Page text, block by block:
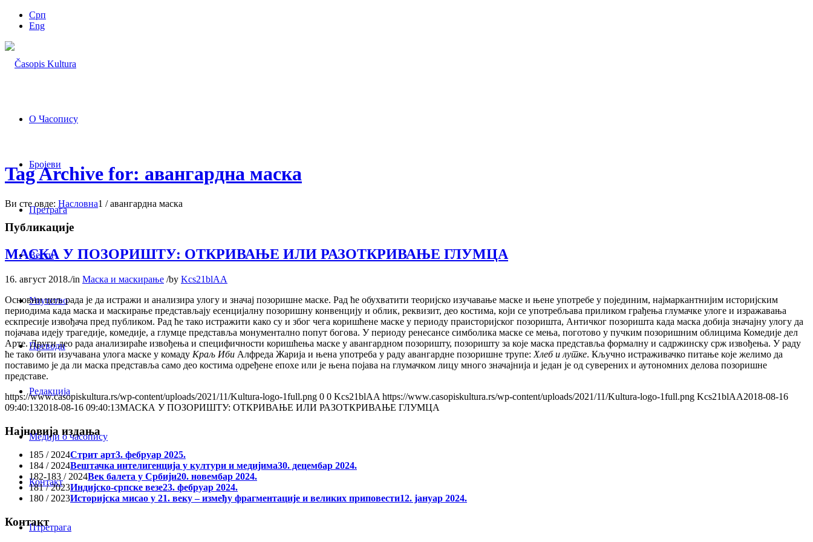
Срп
Eng
О Часопису
Бројеви
Претрага
Вести
Упутство
Преводи
Редакција
Медији о часопису
Контакт
Птретрага
Tag Archive for: авангардна маска
Ви сте овде: Насловна1 / авангардна маска
Публикације
МАСКА У ПОЗОРИШТУ: ОТКРИВАЊЕ ИЛИ РАЗОТКРИВАЊЕ ГЛУМЦА
16. август 2018./in Маска и маскирање /by Kcs21blAA
Основни циљ рада је да истражи и анализира улогу и значај позоришне маске. Рад ће обухватити теоријско изучавање маске и њене употребе у појединим, најмаркантнијим историјским
периодима када маска и маскирање представљају есенцијалну позоришну конвенцију и облик, реквизит, део костима, који се употребљава приликом грађења глумачке улоге и изражавања
ескпресије извођача пред публиком. Рад ће тако истражити како су и због чега коришћене маске у периоду праисторијског позоришта, Античког позоришта када маска добија значајну улогу да
појачава идеју трагедије, комедије, а глумце представља монументално попут богова. У периоду ренесансе симболика маске се мења, поготово у пучким позоришним облицима Комедије дел
Арте. Други део рада анализираће извођења и специфичности коришћења маске у авангардном позоришту, позоришту за које маска представља формалну и садржинску срж извођења. У раду
ће тако бити изучавана улога маске у комаду Краљ Иби Алфреда Жарија и њена употреба у раду авангардне позоришне трупе:Хлеб и лутке. Кључно истраживачко питање које желимо да
поставимо је да ли маска представља само део костима одређене епохе или је њена појава на глумачком лицу много значајнија и један је од суверених и аутономних делова позоришне
представе.
https://www.casopiskultura.rs/wp-content/uploads/2021/11/Kultura-logo-1full.png 0 0 Kcs21blAA https://www.casopiskultura.rs/wp-content/uploads/2021/11/Kultura-logo-1full.png Kcs21blAA2018-08-16
09:40:132018-08-16 09:40:13МАСКА У ПОЗОРИШТУ: ОТКРИВАЊЕ ИЛИ РАЗОТКРИВАЊЕ ГЛУМЦА
Најновија издања
185 / 2024Стрит арт3. фебруар 2025.
184 / 2024Вештачка интелигенција у култури и медијима30. децембар 2024.
182-183 / 2024Век балета у Србији20. новембар 2024.
181 / 2023Индијско-српске везе23. фебруар 2024.
180 / 2023Историјска мисао у 21. веку – између фрагментације и великих приповести12. јануар 2024.
Контакт